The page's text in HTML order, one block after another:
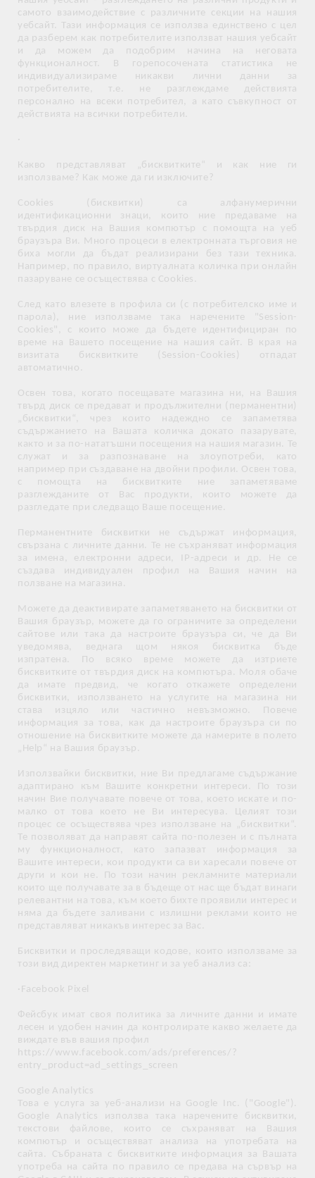
самото взаимодействие с различните секции на нашия
уебсайт. Тази информация се използва единствено с цел
да разберем как потребителите използват нашия уебсайт
и да можем да подобрим начина на неговата
функционалност. В горепосочената статистика не
индивидуализираме никакви лични данни за
потребителите, т.е. не разглеждаме действията
персонално на всеки потребител, а като съвкупност от
действията на всички потребители.
·
Какво представляват „бисквитките“ и как ние ги
използваме? Как може да ги изключите?
Cookies (бисквитки) са алфанумерични
идентификационни знаци, които ние предаваме на
твърдия диск на Вашия компютър с помощта на уеб
браузъра Ви. Много процеси в електронната търговия не
биха могли да бъдат реализирани без тази техника.
Например, по правило, виртуалната количка при онлайн
пазаруване се осъществява с Cookies.
След като влезете в профила си (с потребителско име и
парола), ние използваме така наречените "Session-
Cookies", с които може да бъдете идентифициран по
време на Вашето посещение на нашия сайт. В края на
визитата бисквитките (Session-Cookies) отпадат
автоматично.
Освен това, когато посещавате магазина ни, на Вашия
твърд диск се предават и продължителни (перманентни)
„бисквитки“, чрез които надеждно се запаметява
съдържанието на Вашата количка докато пазарувате,
както и за по-нататъшни посещения на нашия магазин. Те
служат и за разпознаване на злоупотреби, като
например при създаване на двойни профили. Освен това,
с помощта на бисквитките ние запаметяваме
разглежданите от Вас продукти, които можете да
разгледате при следващо Ваше посещение.
Перманентните бисквитки не съдържат информация,
свързана с личните данни. Те не съхраняват информация
за имена, електронни адреси, IP-адреси и др. Не се
създава индивидуален профил на Вашия начин на
ползване на магазина.
Можете да деактивирате запаметяването на бисквитки от
Вашия браузър, можете да го ограничите за определени
сайтове или така да настроите браузъра си, че да Ви
уведомява, веднага щом някоя бисквитка бъде
изпратена. По всяко време можете да изтриете
бисквитките от твърдия диск на компютъра. Моля обаче
да имате предвид, че когато откажете определени
бисквитки, използването на услугите на магазина ни
става изцяло или частично невъзможно. Повече
информация за това, как да настроите браузъра си по
отношение на бисквитките можете да намерите в полето
„Help“ на Вашия браузър.
Използвайки бисквитки, ние Ви предлагаме съдържание
адаптирано към Вашите конкретни интереси. По този
начин Вие получавате повече от това, което искате и по-
малко от това което не Ви интересува. Целият този
процес се осъществява чрез използване на „бисквитки“.
Те позволяват да направят сайта по-полезен и с пълната
му функционалност, като запазват информация за
Вашите интереси, кои продукти са ви харесали повече от
други и кои не. По този начин рекламните материали
които ще получавате за в бъдеще от нас ще бъдат винаги
релевантни на това, към което бихте проявили интерес и
няма да бъдете заливани с излишни реклами които не
представляват никакъв интерес за Вас.
Бисквитки и проследяващи кодове, които използваме за
този вид директен маркетинг и за уеб анализ са:
·Facebook Pixel
Фейсбук имат своя политика за личните данни и имате
лесен и удобен начин да контролирате какво желаете да
виждате във вашия профил
https://www.facebook.com/ads/preferences/?
entry_product=ad_settings_screen
Google Analytics
Това е услуга за уеб-анализи на Google Inc. ("Google").
Google Analytics използва така наречените бисквитки,
текстови файлове, които се съхраняват на Вашия
компютър и осъществяват анализа на употребата на
сайта. Събраната с бисквитките информация за Вашата
употреба на сайта по правило се предава на сървър на